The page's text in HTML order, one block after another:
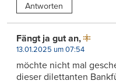
Antworten
Fängt ja gut an,
13.01.2025 um 07:54
möchte nicht mal
dieser dilettanten